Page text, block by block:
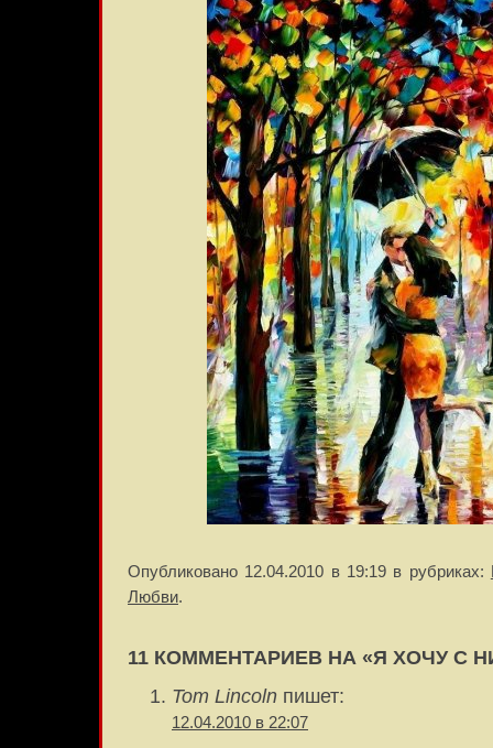
Опубликовано 12.04.2010 в 19:19 в рубриках:
Любви.
11 КОММЕНТАРИЕВ НА «Я ХОЧУ С
Tom Lincoln пишет:
12.04.2010 в 22:07